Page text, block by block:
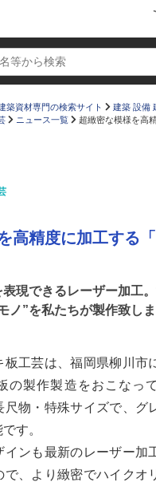
コラム
販売・施工代
築資材専門の検索サイト
建築 設備
ニュース一覧
超緻密な模様を高
高精度に加工する
現できるレーザー加工
ノ”を私たちが製作致しま
板工芸は、福岡県柳川市
の製作製造をおこなっ
尺物・特殊サイズで、グ
す。
インも最新のレーザー加
で、より緻密でハイクオ